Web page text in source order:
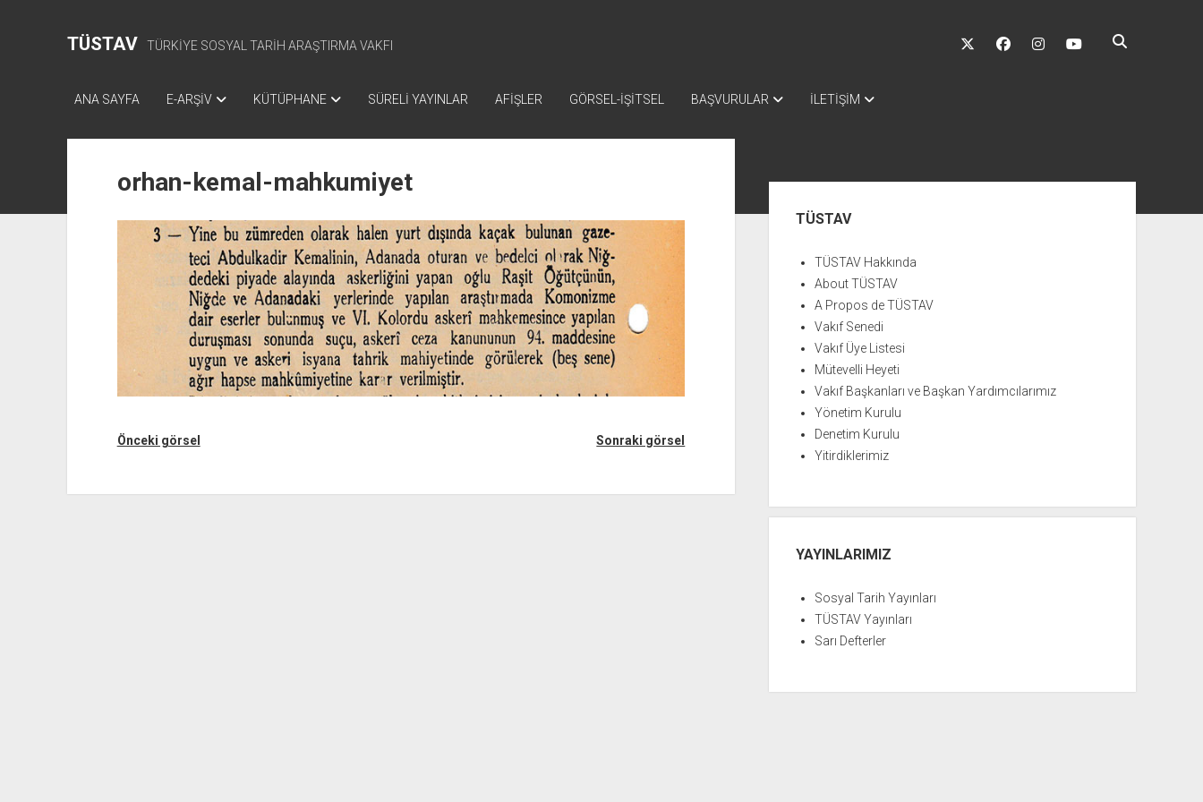
TÜSTAV TÜRKİYE SOSYAL TARİH ARAŞTIRMA VAKFI
twitter facebookinstagramyoutube
ANA SAYFA E-ARŞİV KÜTÜPHANE SÜRELİ YAYINLAR AFİŞLER GÖRSEL-İŞİTSEL BAŞVURULAR İLETİŞİM
orhan-kemal-mahkumiyet
Önceki görsel Sonraki görsel
MenüTÜSTAV
TÜSTAV Hakkında
About TÜSTAV
A Propos de TÜSTAV
Vakıf Senedi
Vakıf Üye Listesi
Mütevelli Heyeti
Vakıf Başkanları ve Başkan Yardımcılarımız
Yönetim Kurulu
Denetim Kurulu
Yitirdiklerimiz
YAYINLARIMIZ
Sosyal Tarih Yayınları
TÜSTAV Yayınları
Sarı Defterler